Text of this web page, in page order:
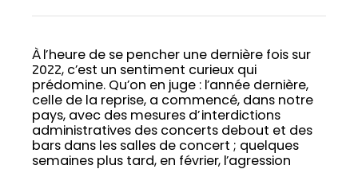
À l’heure de se pencher une dernière fois sur
2022, c’est un sentiment curieux qui
prédomine. Qu’on en juge : l’année dernière,
celle de la reprise, a commencé, dans notre
pays, avec des mesures d’interdictions
administratives des concerts debout et des
bars dans les salles de concert ; quelques
semaines plus tard, en février, l’agression